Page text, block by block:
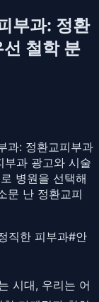
부과: 정환
철학 분
과: 정환교피부과
부과 광고와 시술
병원을 선택해
문 난 정환교피
직한 피부과#안
시대, 우리는 어